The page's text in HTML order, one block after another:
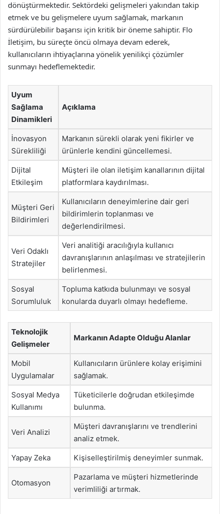
dönüştürmektedir. Sektördeki gelişmeleri yakından takip
etmek ve bu gelişmelere uyum sağlamak, markanın
sürdürülebilir başarısı için kritik bir öneme sahiptir. Flo
İletişim, bu süreçte öncü olmaya devam ederek,
kullanıcıların ihtiyaçlarına yönelik yenilikçi çözümler
sunmayı hedeflemektedir.
Uyum
Sağlama
Dinamikleri
Açıklama
İnovasyon
Sürekliliği
Markanın sürekli olarak yeni fikirler ve
ürünlerle kendini güncellemesi.
Dijital
Etkileşim
Müşteri ile olan iletişim kanallarının dijital
platformlara kaydırılması.
Müşteri Geri
Bildirimleri
Kullanıcıların deneyimlerine dair geri
bildirimlerin toplanması ve
değerlendirilmesi.
Veri Odaklı
Stratejiler
Veri analitiği aracılığıyla kullanıcı
davranışlarının anlaşılması ve stratejilerin
belirlenmesi.
Sosyal
Sorumluluk
Topluma katkıda bulunmayı ve sosyal
konularda duyarlı olmayı hedefleme.
Teknolojik
Gelişmeler
Markanın Adapte Olduğu Alanlar
Mobil
Uygulamalar
Kullanıcıların ürünlere kolay erişimini
sağlamak.
Sosyal Medya
Kullanımı
Tüketicilerle doğrudan etkileşimde
bulunma.
Veri Analizi
Müşteri davranışlarını ve trendlerini
analiz etmek.
Yapay Zeka Kişiselleştirilmiş deneyimler sunmak.
Otomasyon
Pazarlama ve müşteri hizmetlerinde
verimliliği artırmak.